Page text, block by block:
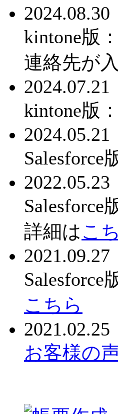
2024.08.30
kintone版：
連絡先が
2024.07.21
kintone版：
2024.05.21
Salesforce
2022.05.23
詳細はこ
2021.09.27
こちら
2021.02.25
お客様の